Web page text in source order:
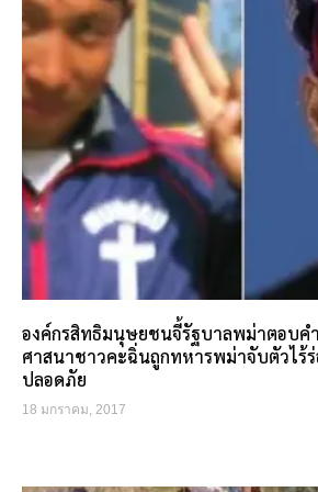
องค์กรสิทธิมนุษยชนจี้รัฐบาลพม่าตอบค
ศาสนาชาวคะฉิ่นถูกทหารพม่าจับตัวไร้ร่
ปลอดภัย
18 มกราคม, 2017